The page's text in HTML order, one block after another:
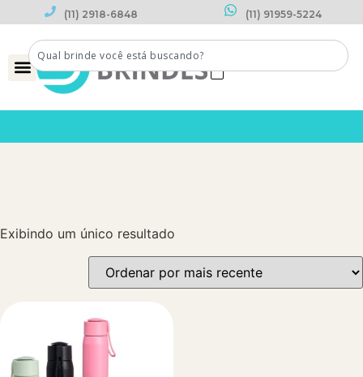
(11) 2918-6848 (11) 91959-5224
Exibindo um único resultado